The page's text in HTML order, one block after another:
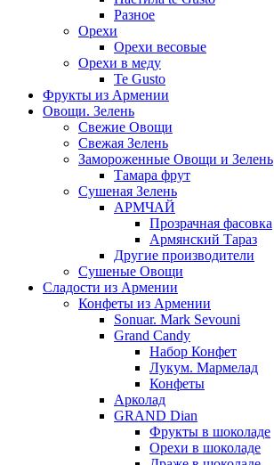
Разное
Орехи
Орехи весовые
Орехи в меду
Te Gusto
Фрукты из Армении
Овощи. Зелень
Свежие Овощи
Свежая Зелень
Замороженные Овощи и Зелень
Тамара фрут
Сушеная Зелень
АРМЧАЙ
Прозрачная фасовка
Армянский Тараз
Другие производители
Сушеные Овощи
Сладости из Армении
Конфеты из Армении
Sonuar. Mark Sevouni
Grand Candy
Набор Конфет
Лукум. Мармелад
Конфеты
Арколад
GRAND Dian
Фрукты в шоколаде
Орехи в шоколаде